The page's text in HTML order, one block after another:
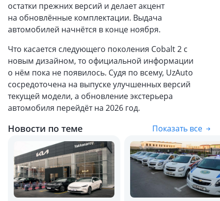
остатки прежних версий и делает акцент
на обновлённые комплектации. Выдача
автомобилей начнётся в конце ноября.
Что касается следующего поколения Cobalt 2 с
новым дизайном, то официальной информации
о нём пока не появилось. Судя по всему, UzAuto
сосредоточена на выпуске улучшенных версий
текущей модели, а обновление экстерьера
автомобиля перейдёт на 2026 год.
Новости по теме Показать все